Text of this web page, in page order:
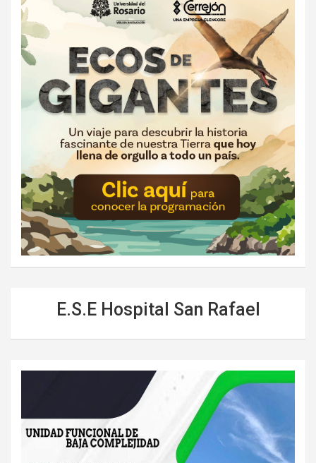
E.S.E Hospital San Rafael